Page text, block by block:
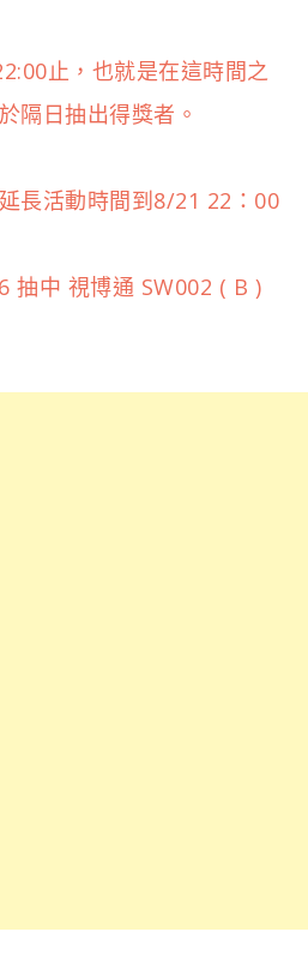
止，也就是在這時間之
隔日抽出得獎者。
長活動時間到8/21 22：00
抽中 視博通 SW002 ( B )